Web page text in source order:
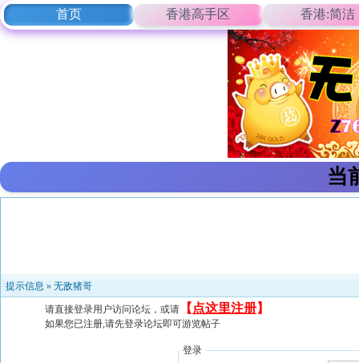
首页 香港高手区 香港:简洁
当
提示信息 » 无敌猪哥
请直接登录用户访问论坛，或请 【 点这里注册】
如果您已注册,请先登录论坛即可游览帖子
登录